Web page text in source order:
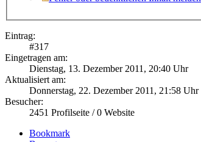
Eintrag:
#317
Eingetragen am:
Dienstag, 13. Dezember 2011, 20:40 Uhr
Aktualisiert am:
Donnerstag, 22. Dezember 2011, 21:58 Uhr
Besucher:
2451 Profilseite /0 Website
Bookmark